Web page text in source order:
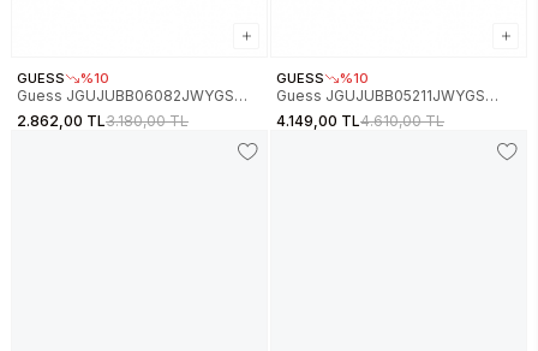
GUESS %10
Guess JGUJUBB06082JWYGS
Kalpli Kadın Bileklik
2.862,00 TL3.180,00 TL
GUESS %10
Guess JGUJUBB05211JWYGS
Kalpli Kadın Bileklik
4.149,00 TL4.610,00 TL